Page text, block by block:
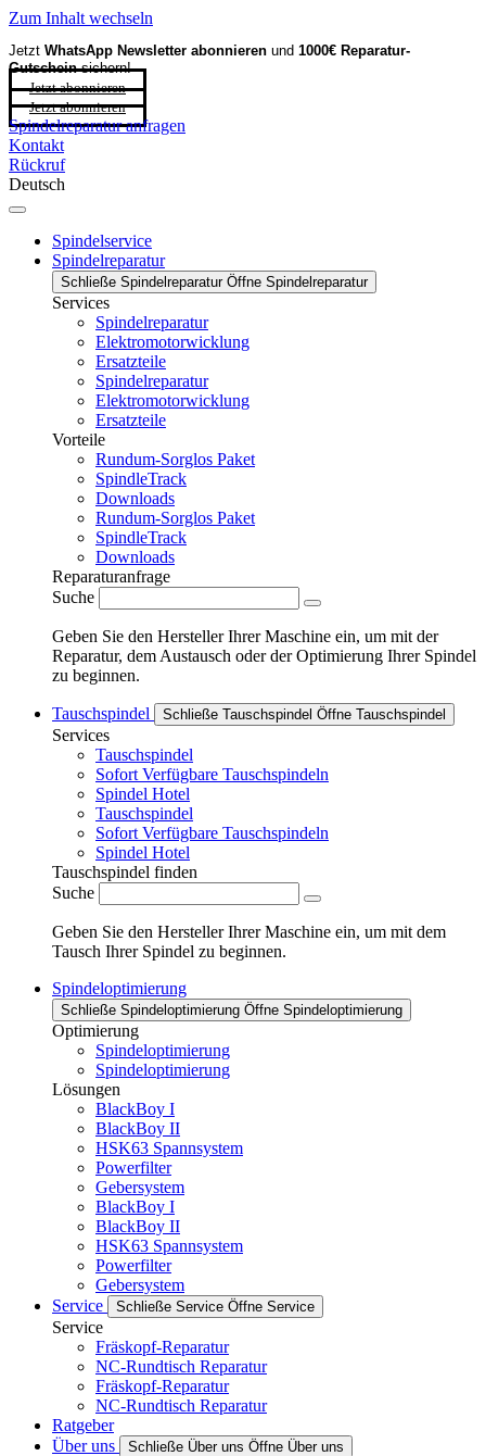
Zum Inhalt wechseln
Jetzt WhatsApp Newsletter abonnieren und 1000€ Reparatur-
Gutscheinsichern!
Jetzt abonnieren
Jetzt abonnieren
Spindelreparatur anfragen
Kontakt
Rückruf
Deutsch
Spindelservice
Spindelreparatur
Schließe Spindelreparatur Öffne Spindelreparatur
Services
Spindelreparatur
Elektromotorwicklung
Ersatzteile
Spindelreparatur
Elektromotorwicklung
Ersatzteile
Vorteile
Rundum-Sorglos Paket
SpindleTrack
Downloads
Rundum-Sorglos Paket
SpindleTrack
Downloads
Reparaturanfrage
Suche
Geben Sie den Hersteller Ihrer Maschine ein, um mit der
Reparatur, dem Austausch oder der Optimierung Ihrer Spindel
zu beginnen.
Tauschspindel Schließe Tauschspindel Öffne Tauschspindel
Services
Tauschspindel
Sofort Verfügbare Tauschspindeln
Spindel Hotel
Tauschspindel
Sofort Verfügbare Tauschspindeln
Spindel Hotel
Tauschspindel finden
Suche
Geben Sie den Hersteller Ihrer Maschine ein, um mit dem
Tausch Ihrer Spindel zu beginnen.
Spindeloptimierung
Schließe Spindeloptimierung Öffne Spindeloptimierung
Optimierung
Spindeloptimierung
Spindeloptimierung
Lösungen
BlackBoy I
BlackBoy II
HSK63 Spannsystem
Powerfilter
Gebersystem
BlackBoy I
BlackBoy II
HSK63 Spannsystem
Powerfilter
Gebersystem
Service
Schließe Service Öffne Service
Service
Fräskopf-Reparatur
NC-Rundtisch Reparatur
Fräskopf-Reparatur
NC-Rundtisch Reparatur
Ratgeber
Über uns
Schließe Über uns Öffne Über uns